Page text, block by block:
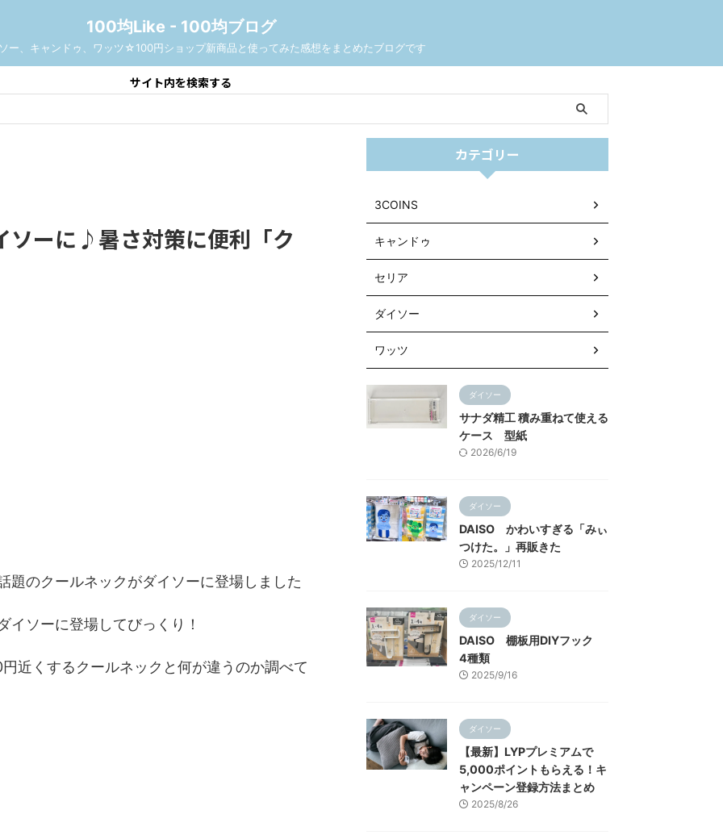
100均Like - 100均ブログ
ー、キャンドゥ、ワッツ☆100円ショップ新商品と使ってみた感想をまとめたブログです
サイト内を検索する
ソーに♪暑さ対策に便利「ク
題のクールネックがダイソーに登場しました
イソーに登場してびっくり！
近くするクールネックと何が違うのか調べて
カテゴリー
3COINS
キャンドゥ
セリア
ダイソー
ワッツ
ダイソー
サナダ精工 積み重ねて使える
ケース 型紙
2026/6/19
ダイソー
DAISO かわいすぎる「みぃ
つけた。」再販きた
2025/12/11
ダイソー
DAISO 棚板用DIYフック
4種類
2025/9/16
ダイソー
【最新】LYPプレミアムで
5,000ポイントもらえる！キ
ャンペーン登録方法まとめ
2025/8/26